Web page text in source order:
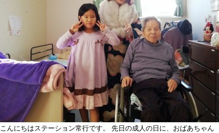
こんにちはステーション常行です。 先日の成人の日に、おばあちゃん